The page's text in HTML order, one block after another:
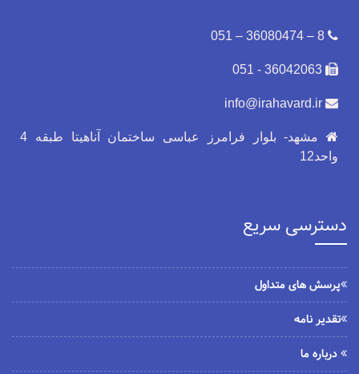
مشهد- بلوار فرامرز عباسی ساختمان آناهیتا طبقه 4
واحد12
دسترسی سریع
پرسش های متداول
تقدیر نامه
درباره ما